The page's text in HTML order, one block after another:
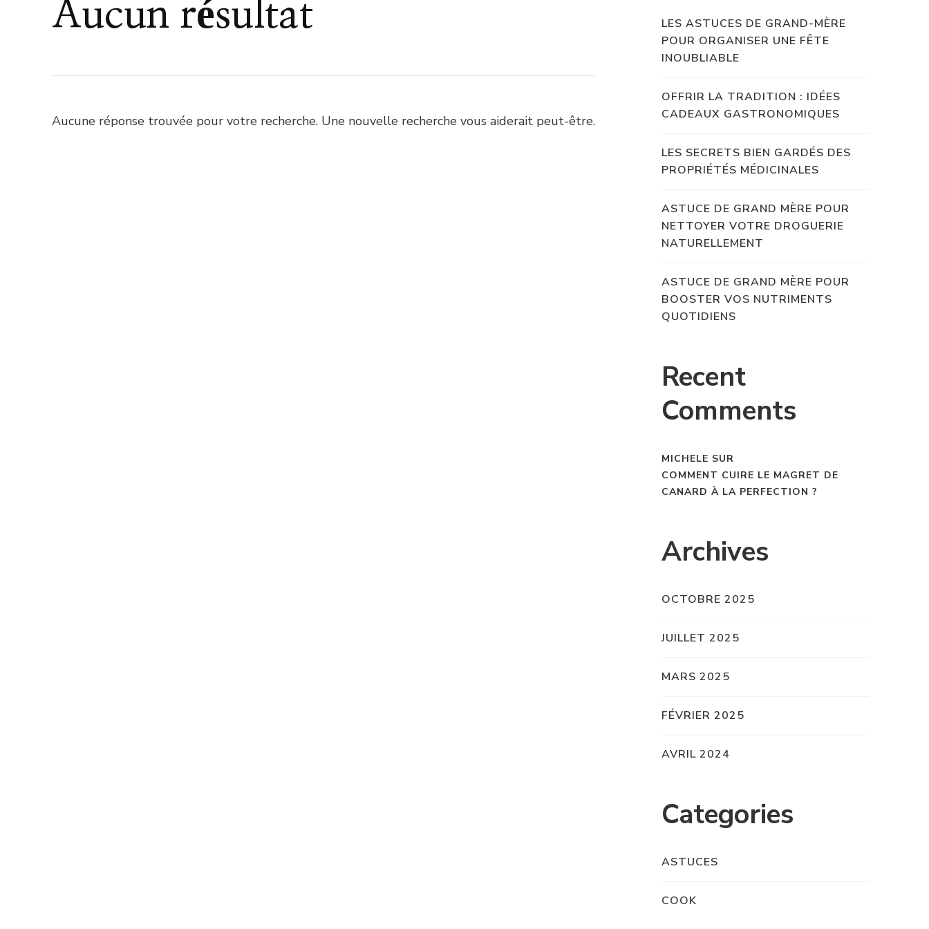
Aucun résultat
Aucune réponse trouvée pour votre recherche. Une nouvelle recherche vous aiderait peut-être.
LES ASTUCES DE GRAND-MÈRE
POUR ORGANISER UNE FÊTE
INOUBLIABLE
OFFRIR LA TRADITION : IDÉES
CADEAUX GASTRONOMIQUES
LES SECRETS BIEN GARDÉS DES
PROPRIÉTÉS MÉDICINALES
ASTUCE DE GRAND MÈRE POUR
NETTOYER VOTRE DROGUERIE
NATURELLEMENT
ASTUCE DE GRAND MÈRE POUR
BOOSTER VOS NUTRIMENTS
QUOTIDIENS
Recent
Comments
MICHELE SUR
COMMENT CUIRE LE MAGRET DE
CANARD À LA PERFECTION ?
Archives
OCTOBRE 2025
JUILLET 2025
MARS 2025
FÉVRIER 2025
AVRIL 2024
Categories
ASTUCES
COOK